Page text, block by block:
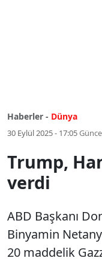
Haberler - Dünya
30 Eylül 2025 - 17:05
Trump,
verdi
ABD Başkanı
Binyamin
20 maddelik